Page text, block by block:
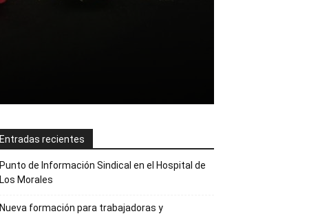
Entradas recientes
Punto de Información Sindical en el Hospital de
Los Morales
Nueva formación para trabajadoras y